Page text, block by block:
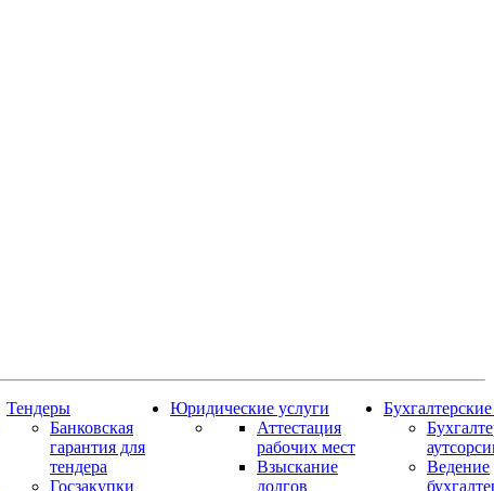
Тендеры
Банковская
гарантия для
тендера
Госзакупки
Юридические услуги
Аттестация
рабочих мест
Взыскание
долгов
Ведение